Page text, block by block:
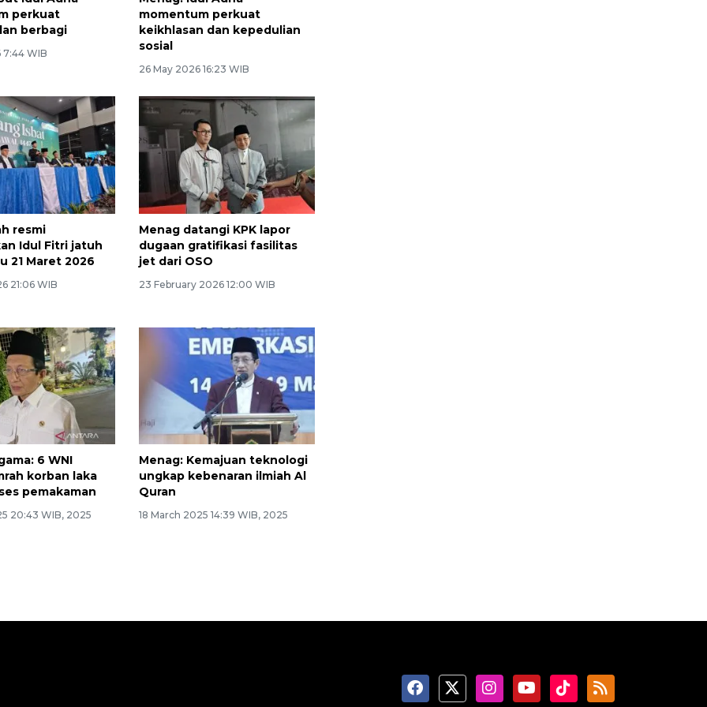
perkuat
berbagi
7:44 WIB
momentum perkuat
keikhlasan dan kepedulian
sosial
26 May 2026 16:23 WIB
resmi
Idul Fitri jatuh
21 Maret 2026
21:06 WIB
Menag datangi KPK lapor
dugaan gratifikasi fasilitas
jet dari OSO
23 February 2026 12:00 WIB
6 WNI
korban laka
pemakaman
20:43 WIB, 2025
Menag: Kemajuan teknologi
ungkap kebenaran ilmiah Al
Quran
18 March 2025 14:39 WIB, 2025